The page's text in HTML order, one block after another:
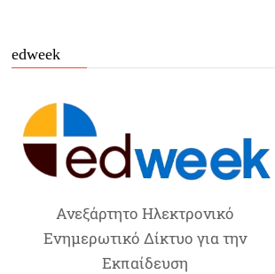
edweek
Ανεξάρτητο Ηλεκτρονικό
Ενημερωτικό Δίκτυο για την
Εκπαίδευση